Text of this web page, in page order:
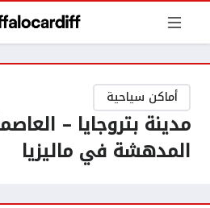
أماكن سياحية
مدينة بتروجايا –
المدهشة في ماليزيا